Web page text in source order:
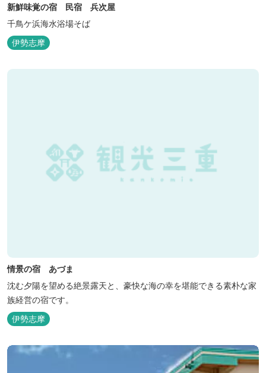
新鮮味覚の宿 民宿 兵次屋
千鳥ケ浜海水浴場そば
伊勢志摩
情景の宿 あづま
沈む夕陽を望める絶景露天と、豪快な海の幸を堪能できる素朴な家
族経営の宿です。
伊勢志摩